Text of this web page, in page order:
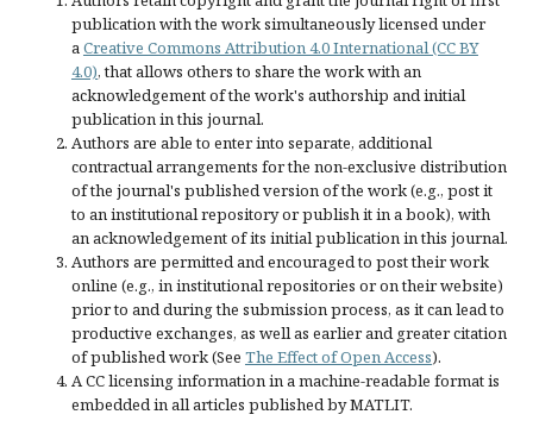
publication with the work simultaneously licensed under
aCreative Commons Attribution 4.0 International (CC BY
4.0), that allows others to share the work with an
acknowledgement of the work's authorship and initial
publication in this journal.
Authors are able to enter into separate, additional
contractual arrangements for the non-exclusive distribution
of the journal's published version of the work (e.g., post it
to an institutional repository or publish it in a book), with
an acknowledgement of its initial publication in this journal.
Authors are permitted and encouraged to post their work
online (e.g., in institutional repositories or on their website)
prior to and during the submission process, as it can lead to
productive exchanges, as well as earlier and greater citation
of published work (See The Effect of Open Access).
A CC licensing information in a machine-readable format is
embedded in all articles published by MATLIT.